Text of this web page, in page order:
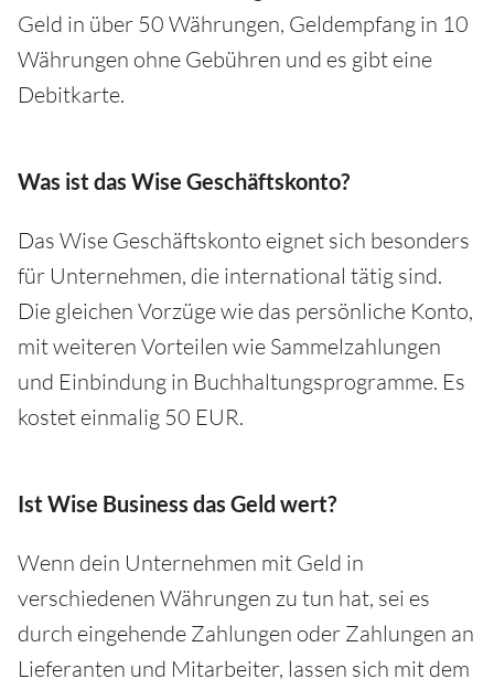
Geld in über 50 Währungen, Geldempfang in 10
Währungen ohne Gebühren und es gibt eine
Debitkarte.
Was ist das Wise Geschäftskonto?
Das Wise Geschäftskonto eignet sich besonders
für Unternehmen, die international tätig sind.
Die gleichen Vorzüge wie das persönliche Konto,
mit weiteren Vorteilen wie Sammelzahlungen
und Einbindung in Buchhaltungsprogramme. Es
kostet einmalig 50 EUR.
Ist Wise Business das Geld wert?
Wenn dein Unternehmen mit Geld in
verschiedenen Währungen zu tun hat, sei es
durch eingehende Zahlungen oder Zahlungen an
Lieferanten und Mitarbeiter, lassen sich mit dem